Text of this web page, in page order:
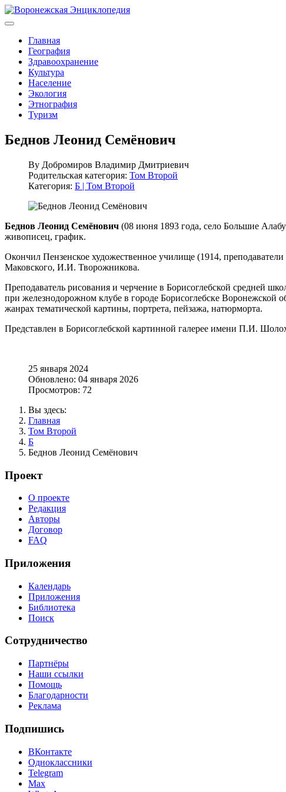
Главная
География
Здравоохранение
Культура
Население
Экология
Этнография
Туризм
Беднов Леонид Семёнович
By Добромиров Владимир Дмитриевич
Родительская категория: Том Второй
Категория: Б | Том Второй
Беднов Леонид Семёнович (08 июня 1893 года, село Большие
живописец, график.
Окончил Пензенское художественное училище (1914,
Маковского, И.И. Творожникова.
Преподаватель рисования и черчение в Борисоглебской средней
при железнодорожном клубе в городе Борисоглебске Воронежской
жанрах тематической картины, портрета, пейзажа, натюрморта.
Представлен в Борисоглебской картинной галерее имени П.И.
25 января 2024
Обновлено: 04 января 2026
Просмотров: 72
Вы здесь:
Главная
Том Второй
Б
Беднов Леонид Семёнович
Проект
О проекте
Редакция
Авторы
Договор
FAQ
Приложения
Календарь
Приложения
Библиотека
Поиск
Сотрудничество
Партнёры
Наши ссылки
Помощь
Благодарности
Реклама
Подпишись
ВКонтакте
Одноклассники
Telegram
Max